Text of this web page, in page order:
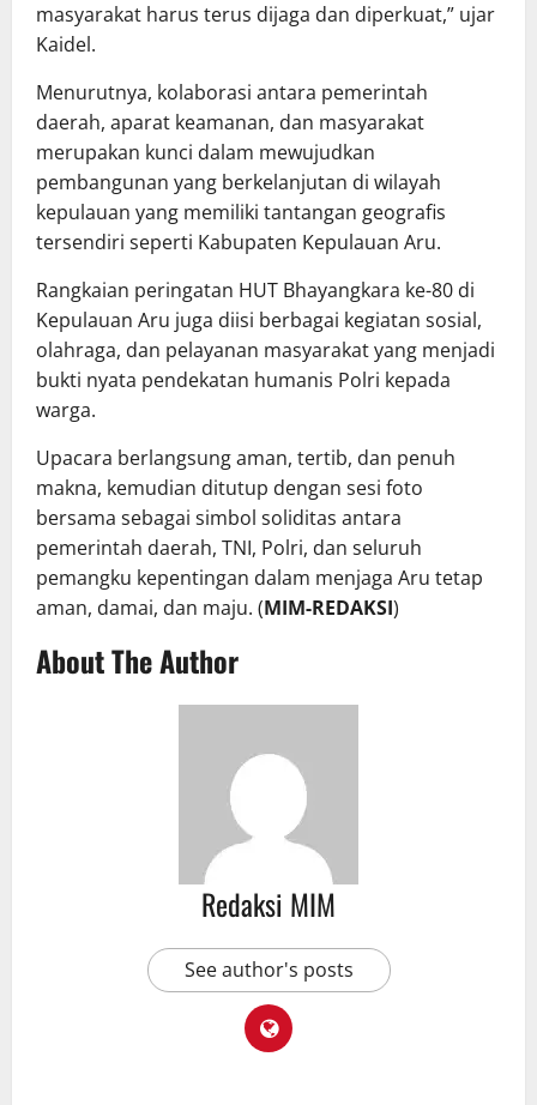
masyarakat harus terus dijaga dan diperkuat,” ujar
Kaidel.
Menurutnya, kolaborasi antara pemerintah
daerah, aparat keamanan, dan masyarakat
merupakan kunci dalam mewujudkan
pembangunan yang berkelanjutan di wilayah
kepulauan yang memiliki tantangan geografis
tersendiri seperti Kabupaten Kepulauan Aru.
Rangkaian peringatan HUT Bhayangkara ke-80 di
Kepulauan Aru juga diisi berbagai kegiatan sosial,
olahraga, dan pelayanan masyarakat yang menjadi
bukti nyata pendekatan humanis Polri kepada
warga.
Upacara berlangsung aman, tertib, dan penuh
makna, kemudian ditutup dengan sesi foto
bersama sebagai simbol soliditas antara
pemerintah daerah, TNI, Polri, dan seluruh
pemangku kepentingan dalam menjaga Aru tetap
aman, damai, dan maju. (MIM-REDAKSI)
About The Author
Redaksi MIM
See author's posts